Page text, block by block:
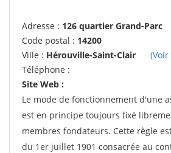
Adresse : 126 quartier Grand-Parc
Code postal : 14200
Ville : Hérouville-Saint-Clair
Téléphone :
Site Web :
Le mode de fonctionnement d'une
est en principe toujours fixé
membres fondateurs. Cette règle
du 1er juillet 1901 consacrée au